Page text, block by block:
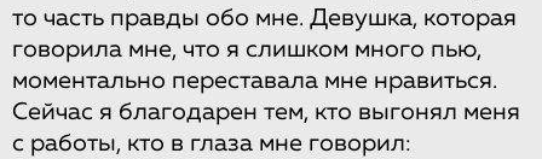
то часть правды обо мне. Девушка, которая
говорила мне, что я слишком много пью,
моментально переставала мне нравиться.
Сейчас я благодарен тем, кто выгонял меня
с работы, кто в глаза мне говорил: